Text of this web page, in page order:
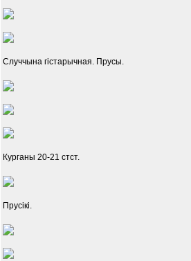
Случчына гістарычная. Прусы.
Курганы 20-21 стст.
Прусікі.